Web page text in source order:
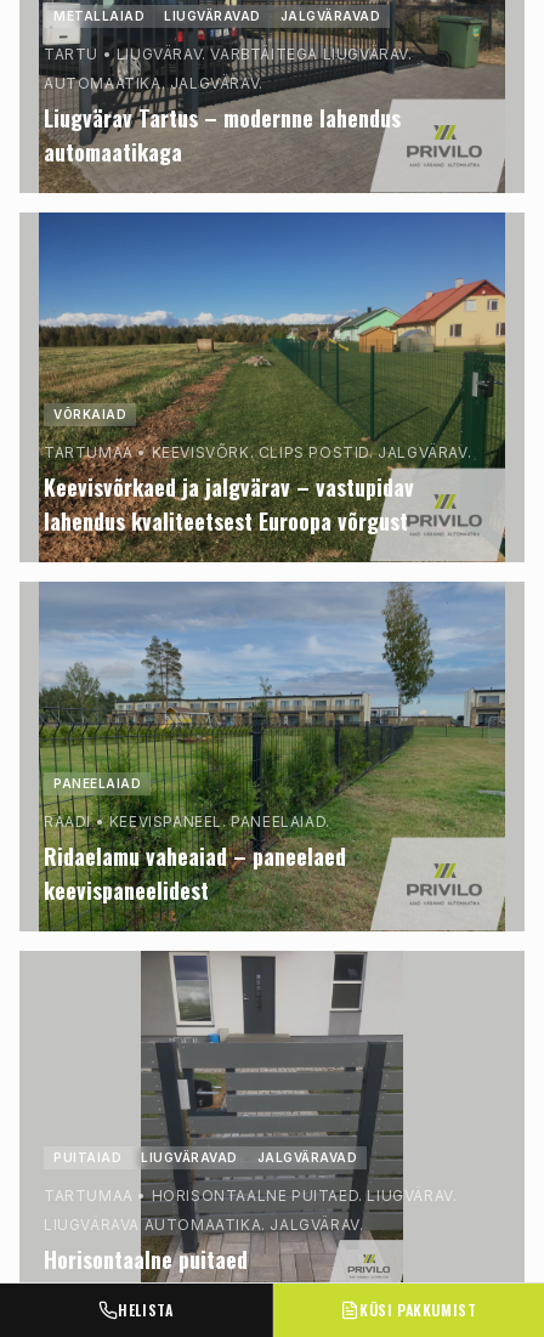
METALLAIAD LIUGVÄRAVAD JALGVÄRAVAD
TARTU •LIUGVÄRAV. VARBTÄITEGA LIUGVÄRAV.
AUTOMAATIKA. JALGVÄRAV.
Liugvärav Tartus – modernne lahendus
automaatikaga
VÕRKAIAD
TARTUMAA•KEEVISVÕRK. CLIPS POSTID. JALGVÄRAV.
Keevisvõrkaed ja jalgvärav – vastupidav
lahendus kvaliteetsest Euroopa võrgust
PANEELAIAD
RAADI•KEEVISPANEEL. PANEELAIAD.
Ridaelamu vaheaiad – paneelaed
keevispaneelidest
PUITAIAD LIUGVÄRAVAD JALGVÄRAVAD
TARTUMAA •HORISONTAALNE PUITAED. LIUGVÄRAV.
LIUGVÄRAVA AUTOMAATIKA. JALGVÄRAV.
Horisontaalne puitaed
HELISTA KÜSI PAKKUMIST